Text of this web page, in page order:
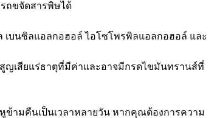
ถขจัดสารพิษได้
เบนซิลแอลกอฮอล์ ไอโซโพรพิลแอลกอฮอล์ และ
เสียแร่ธาตุที่มีค่าและอาจมีกรดไขมันทรานส์ที่
ข้ามคืนเป็นเวลาหลายวัน หากคุณต้องการความ